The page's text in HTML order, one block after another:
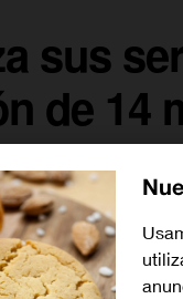
sus
de 14